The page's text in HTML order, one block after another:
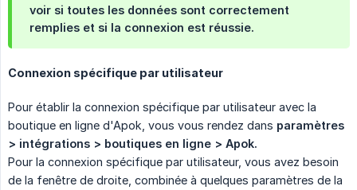
voir si toutes les données sont correctement
remplies et si la connexion est réussie.
Connexion spécifique par utilisateur
Pour établir la connexion spécifique par utilisateur avec la
boutique en ligne d'Apok, vous vous rendez dans paramètres
> intégrations > boutiques en ligne > Apok.
Pour la connexion spécifique par utilisateur, vous avez besoin
de la fenêtre de droite, combinée à quelques paramètres de la